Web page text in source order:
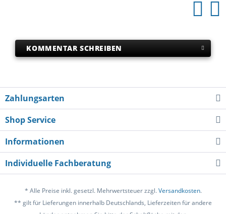
KOMMENTAR SCHREIBEN
Zahlungsarten
Shop Service
Informationen
Individuelle Fachberatung
* Alle Preise inkl. gesetzl. Mehrwertsteuer zzgl.Versandkosten.
** gilt für Lieferungen innerhalb Deutschlands, Lieferzeiten für andere